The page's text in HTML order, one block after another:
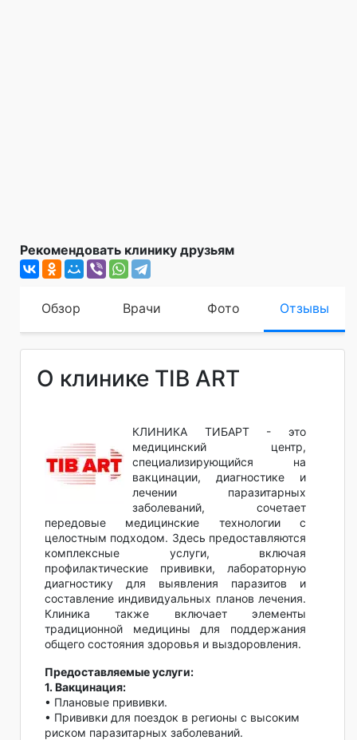
Рекомендовать клинику друзьям
Обзор Врачи Фото Отзывы
О клинике TIB ART
КЛИНИКА ТИБАРТ - это
медицинский центр,
специализирующийся на
вакцинации, диагностике и
лечении паразитарных
заболеваний, сочетает
передовые медицинские технологии с
целостным подходом. Здесь предоставляются
комплексные услуги, включая
профилактические прививки, лабораторную
диагностику для выявления паразитов и
составление индивидуальных планов лечения.
Клиника также включает элементы
традиционной медицины для поддержания
общего состояния здоровья и выздоровления.
Предоставляемые услуги:
1. Вакцинация:
• Плановые прививки.
• Прививки для поездок в регионы с высоким
риском паразитарных заболеваний.